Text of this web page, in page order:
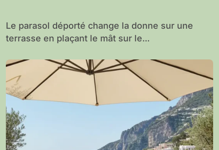
Le parasol déporté change la donne sur une
terrasse en plaçant le mât sur le...